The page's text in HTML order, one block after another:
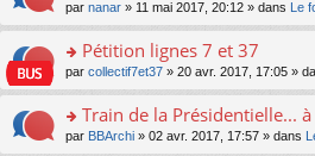
e
nt
c
e
nt
n
le
pl
u
ré
c
g
e
n
n
le
pl
e
a
g
e
n
n
er
le
m
e
a
g
o
n
ult
er
le
m
e
par nanar » 11 mai 2017, 20:12 » dans Le
o
n
ult
er
Pétition lignes 7 et 37
par collectif7et37 » 20 avr. 2017, 17:05 »
o
Train de la Présidentielle...
par BBArchi » 02 avr. 2017, 17:57 » dans